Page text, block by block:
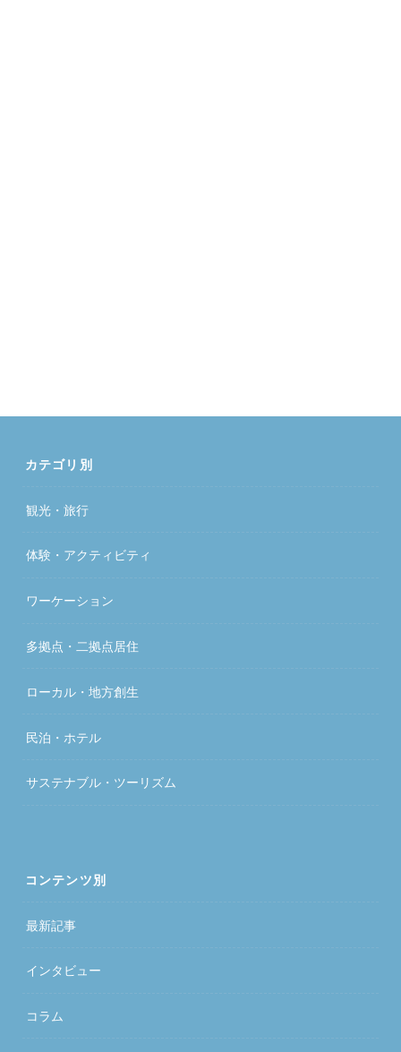
カテゴリ別
観光・旅行
体験・アクティビティ
ワーケーション
多拠点・二拠点居住
ローカル・地方創生
民泊・ホテル
サステナブル・ツーリズム
コンテンツ別
最新記事
インタビュー
コラム